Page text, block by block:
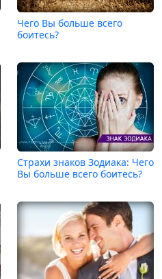
Чего Вы больше всего
боитесь?
Страхи знаков Зодиака: Чего
Вы больше всего боитесь?